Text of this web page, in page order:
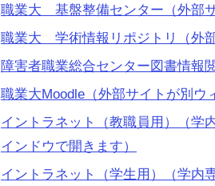
職業大 基盤整備センター（外部
職業大 学術情報リポジトリ（外
障害者職業総合センター図書情報
職業大Moodle（外部サイトが別ウ
イントラネット（教職員用）（学
インドウで開きます）
イントラネット（学生用）（学内